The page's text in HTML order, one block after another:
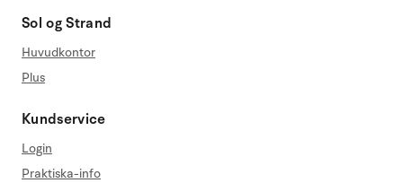
Sol og Strand
Huvudkontor
Plus
Kundservice
Login
Praktiska-info